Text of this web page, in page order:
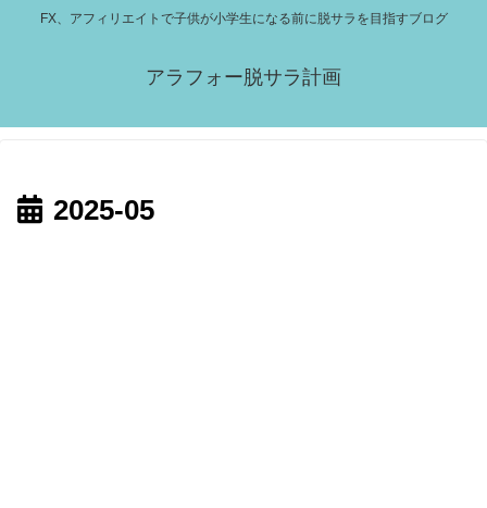
FX、アフィリエイトで子供が小学生になる前に脱サラを目指すブログ
アラフォー脱サラ計画
2025-05